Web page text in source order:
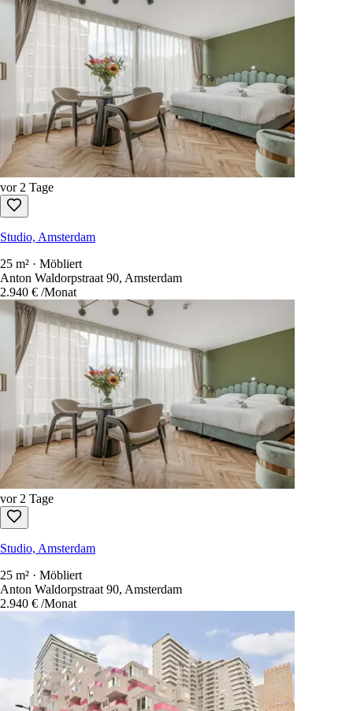
vor 2 Tage
Studio, Amsterdam
25 m² · Möbliert
Anton Waldorpstraat 90, Amsterdam
2.940 € /Monat
vor 2 Tage
Studio, Amsterdam
25 m² · Möbliert
Anton Waldorpstraat 90, Amsterdam
2.940 € /Monat